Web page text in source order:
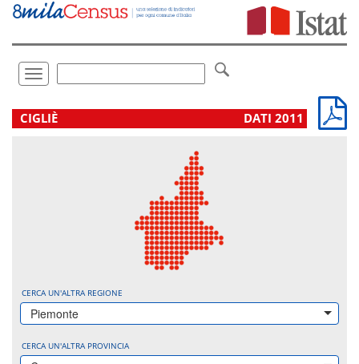
Vai
direttamente
Toggle
navigation
.
CIGLIÈ DATI 2011
CERCA UN'ALTRA REGIONE
Piemonte
CERCA UN'ALTRA PROVINCIA